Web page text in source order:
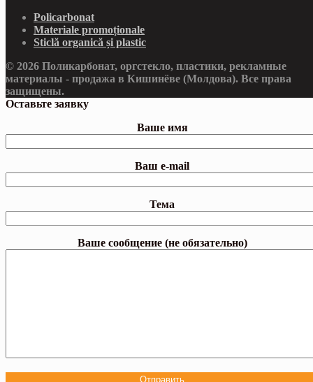
Policarbonat
Materiale promoționale
Sticlă organică și plastic
© 2026 Поликарбонат, оргстекло, пластики, рекламные
материалы - продажа в Кишинёве (Молдова). Все права
защищены.
Оставьте заявку
Ваше имя
Ваш e-mail
Тема
Ваше сообщение (не обязательно)